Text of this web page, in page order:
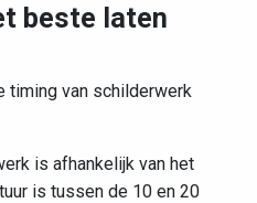
beste laten
timing van schilderwerk
is afhankelijk van het
is tussen de 10 en 20